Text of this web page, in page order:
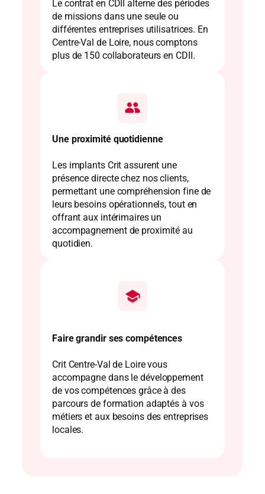
Le contrat en CDII alterne des périodes
de missions dans une seule ou
différentes entreprises utilisatrices. En
Centre-Val de Loire, nous comptons
plus de 150 collaborateurs en CDII.
Une proximité quotidienne
Les implants Crit assurent une
présence directe chez nos clients,
permettant une compréhension fine de
leurs besoins opérationnels, tout en
offrant aux intérimaires un
accompagnement de proximité au
quotidien.
Faire grandir ses compétences
Crit Centre-Val de Loire vous
accompagne dans le développement
de vos compétences grâce à des
parcours de formation adaptés à vos
métiers et aux besoins des entreprises
locales.